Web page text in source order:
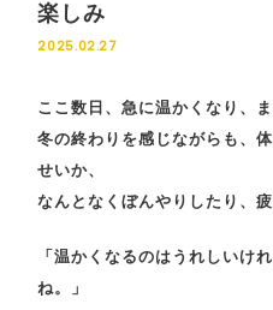
楽しみ
2025.02.27
ここ数日、急に温かくなり、
冬の終わりを感じながらも、
せいか、
なんとなくぼんやりしたり、
「温かくなるのはうれしいけ
ね。」